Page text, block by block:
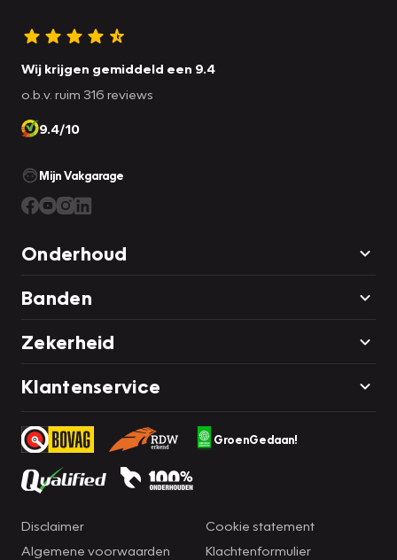
Wij krijgen gemiddeld een 9.4
o.b.v. ruim 316 reviews
9.4/10
Mijn Vakgarage
Onderhoud
Banden
Zekerheid
Klantenservice
GroenGedaan!
Disclaimer
Algemene voorwaarden
Cookie statement
Klachtenformulier